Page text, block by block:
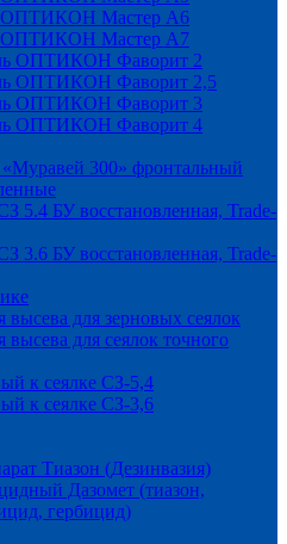
ОПТИКОН Мастер А6
ОПТИКОН Мастер А7
ОПТИКОН Фаворит 2
ОПТИКОН Фаворит 2,5
ОПТИКОН Фаворит 3
ОПТИКОН Фаворит 4
300» фронтальный
5.4 БУ восстановленная, Trade-
3.6 БУ восстановленная, Trade-
высева для зерновых сеялок
высева для сеялок точного
к сеялке СЗ-5,4
к сеялке СЗ-3,6
Тиазон (Дезинвазия)
Дазомет (тиазон,
гербицид)